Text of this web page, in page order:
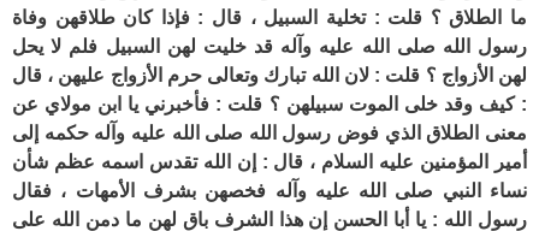
ما الطلاق ؟ قلت : تخلية السبيل ، قال : فإذا كان طلاقهن وفاة
رسول الله صلى الله عليه وآله قد خليت لهن السبيل فلم لا يحل
لهن الأزواج ؟ قلت : لان الله تبارك وتعالى حرم الأزواج عليهن ، قال
: كيف وقد خلى الموت سبيلهن ؟ قلت : فأخبرني يا ابن مولاي عن
معنى الطلاق الذي فوض رسول الله صلى الله عليه وآله حكمه إلى
أمير المؤمنين عليه السلام ، قال : إن الله تقدس اسمه عظم شأن
نساء النبي صلى الله عليه وآله فخصهن بشرف الأمهات ، فقال
رسول الله : يا أبا الحسن إن هذا الشرف باق لهن ما دمن الله على